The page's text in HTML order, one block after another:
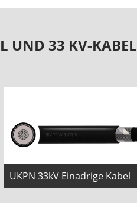
UND 33 KV-KABEL
UKPN 33kV Einadrige Kabel